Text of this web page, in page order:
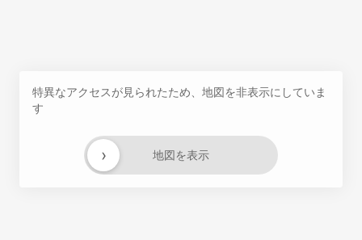
特異なアクセスが見られたため、地図を非表示にしていま
す
地図を表示
›